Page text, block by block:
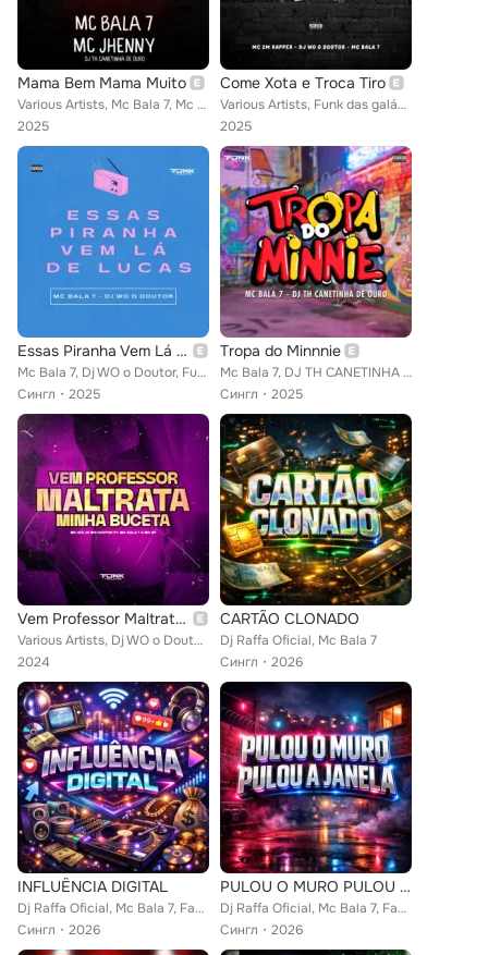
Mama Bem Mama Muito
Various Artists, Mc Bala 7, Mc Jhenny, DJ TH CANETINHA DE OURO, Funk das galáxias
2025
Come Xota e Troca Tiro
Various Artists, Funk das galáxias, Mc 2M Rapper, Mc Bala 7, Dj WO o Doutor
2025
Essas Piranha Vem Lá de Lucas
Mc Bala 7, Dj WO o Doutor, Funk das galáxias
Сингл
2025
Tropa do Minnnie
Mc Bala 7, DJ TH CANETINHA DE OURO, Funk das galáxias
Сингл
2025
Vem Professor Maltrata Minha B*Ceta
Various Artists, Dj WO o Doutor, Mc Iza, Mc Rf, Mc Bala 7
2024
CARTÃO CLONADO
Dj Raffa Oficial, Mc Bala 7
Сингл
2026
INFLUÊNCIA DIGITAL
Dj Raffa Oficial, Mc Bala 7, Fabuloso
Сингл
2026
PULOU O MURO PULOU A JANELA
Dj Raffa Oficial, Mc Bala 7, Fabuloso
Сингл
2026